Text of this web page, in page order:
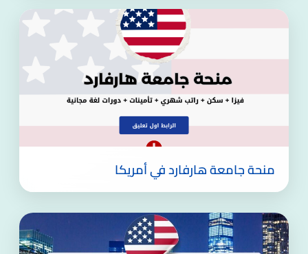
منحة جامعة هارفارد في أمريكا